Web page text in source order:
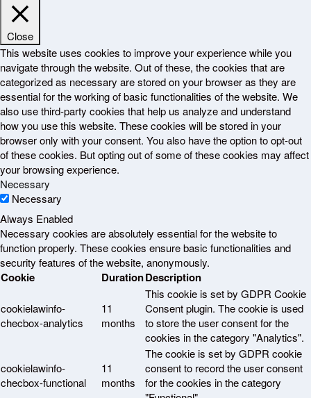
Close
This website uses cookies to improve your experience while you
navigate through the website. Out of these, the cookies that are
categorized as necessary are stored on your browser as they are
essential for the working of basic functionalities of the website. We
also use third-party cookies that help us analyze and understand
how you use this website. These cookies will be stored in your
browser only with your consent. You also have the option to opt-out
of these cookies. But opting out of some of these cookies may affect
your browsing experience.
Necessary
Necessary
Always Enabled
Necessary cookies are absolutely essential for the website to
function properly. These cookies ensure basic functionalities and
security features of the website, anonymously.
Cookie DurationDescription
cookielawinfo-
checbox-analytics
11
months
This cookie is set by GDPR Cookie
Consent plugin. The cookie is used
to store the user consent for the
cookies in the category "Analytics".
cookielawinfo-
checbox-functional
11
months
The cookie is set by GDPR cookie
consent to record the user consent
for the cookies in the category